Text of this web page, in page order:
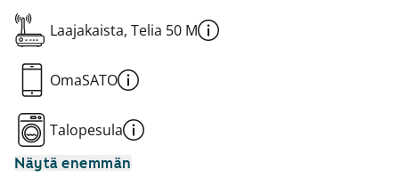
Laajakaista, Telia 50 M
OmaSATO
Talopesula
Näytä enemmän